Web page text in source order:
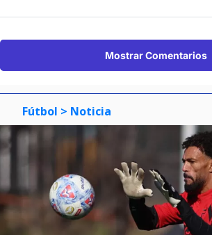
Mostrar Comentarios
Fútbol > Noticia